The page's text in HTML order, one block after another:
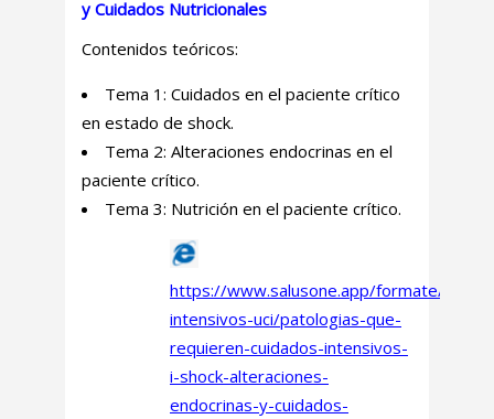
y Cuidados Nutricionales
Contenidos teóricos:
Tema 1: Cuidados en el paciente crítico
en estado de shock.
Tema 2: Alteraciones endocrinas en el
paciente crítico.
Tema 3: Nutrición en el paciente crítico.
https://www.salusone.app/formate/
intensivos-uci/patologias-que-
requieren-cuidados-intensivos-
i-shock-alteraciones-
endocrinas-y-cuidados-